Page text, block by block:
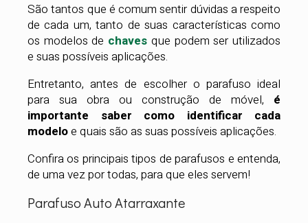
São tantos que é comum sentir dúvidas a respeito
de cada um, tanto de suas características como
os modelos de chaves que podem ser utilizados
e suas possíveis aplicações.
Entretanto, antes de escolher o parafuso ideal
para sua obra ou construção de móvel, é
importante saber como identificar cada
modeloe quais são as suas possíveis aplicações.
Confira os principais tipos de parafusos e entenda,
de uma vez por todas, para que eles servem!
Parafuso Auto Atarraxante